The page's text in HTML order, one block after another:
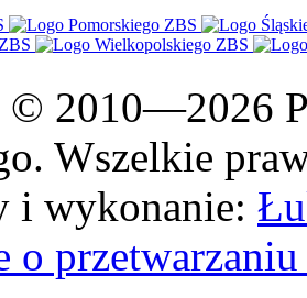
© 2010—2026
Wszelkie
i wykonanie:
o